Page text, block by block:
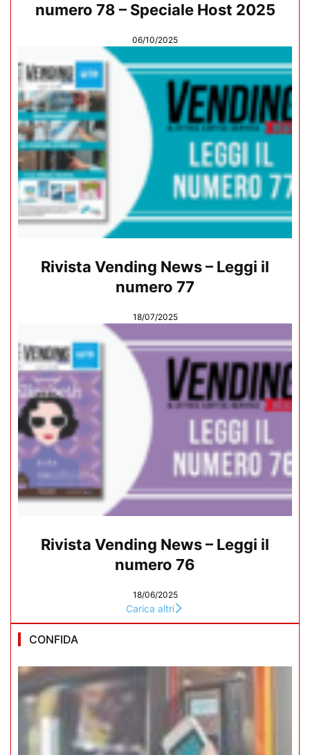
numero 78 – Speciale Host 2025
06/10/2025
Rivista Vending News – Leggi il
numero 77
18/07/2025
Rivista Vending News – Leggi il
numero 76
18/06/2025
Carica altri
CONFIDA